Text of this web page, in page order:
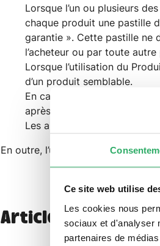
Ce site web utilise
Les cookies nous
sociaux et d'analyser
partenaires de
Lorsque l’un ou plusieurs
chaque produit une pastille
garantie ». Cette pastille ne
l’acheteur ou par toute
Lorsque l’utilisation du
d’un produit semblable.
En cas de négligence ou de
après la livraison du Produit.
Les anomalies liées au
En outre, l’usure normale du
Article 3 :